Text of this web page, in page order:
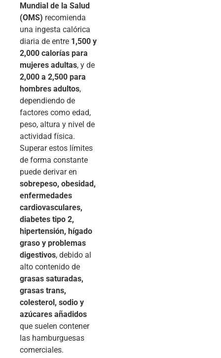
Mundial de la Salud
(OMS) recomienda
una ingesta calórica
diaria de entre 1,500 y
2,000 calorías para
mujeres adultas, y de
2,000 a 2,500 para
hombres adultos,
dependiendo de
factores como edad,
peso, altura y nivel de
actividad física.
Superar estos límites
de forma constante
puede derivar en
sobrepeso, obesidad,
enfermedades
cardiovasculares,
diabetes tipo 2,
hipertensión, hígado
graso y problemas
digestivos, debido al
alto contenido de
grasas saturadas,
grasas trans,
colesterol, sodio y
azúcares añadidos
que suelen contener
las hamburguesas
comerciales.